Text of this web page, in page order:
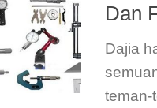
Dan
Dajia
teman-